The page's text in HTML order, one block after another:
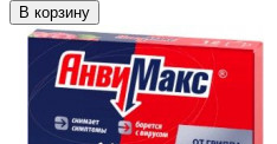
В корзину